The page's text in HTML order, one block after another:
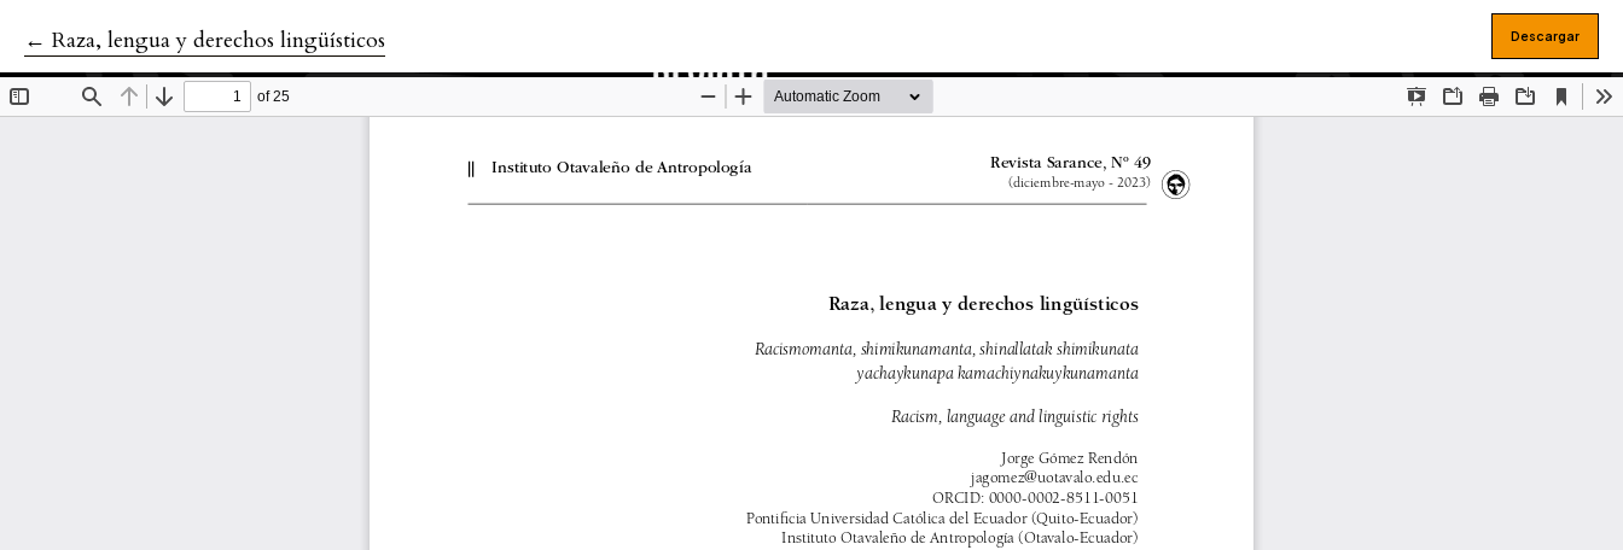
← Volver a los detalles del artículo
Raza, lengua y derechos lingüísticos Descargar